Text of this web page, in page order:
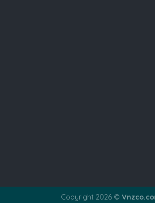
Copyright 2026 ©